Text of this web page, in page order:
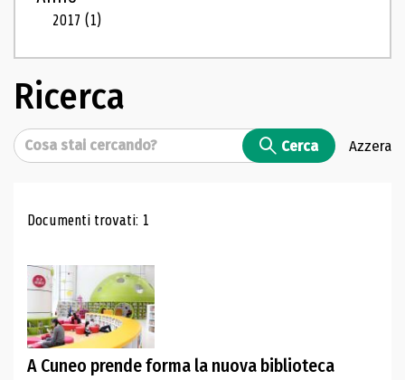
2017(1)
Ricerca
Cerca Cerca Azzera
Risultati di ricerca
Documenti trovati: 1
A Cuneo prende forma la nuova biblioteca